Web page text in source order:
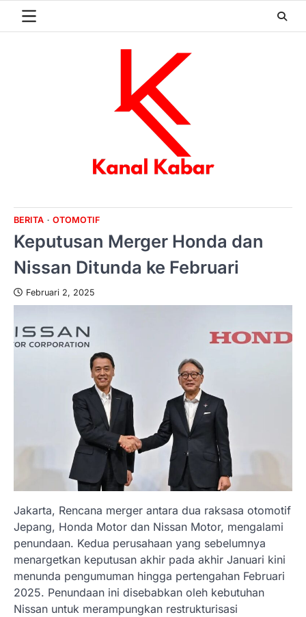
BERITA OTOMOTIF
Keputusan Merger Honda dan
Nissan Ditunda ke Februari
Februari 2, 2025
Jakarta, Rencana merger antara dua raksasa otomotif
Jepang, Honda Motor dan Nissan Motor, mengalami
penundaan. Kedua perusahaan yang sebelumnya
menargetkan keputusan akhir pada akhir Januari kini
menunda pengumuman hingga pertengahan Februari
2025. Penundaan ini disebabkan oleh kebutuhan
Nissan untuk merampungkan restrukturisasi